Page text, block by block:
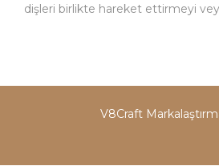
dişleri birlikte hareket ettirmeyi
V8Craft